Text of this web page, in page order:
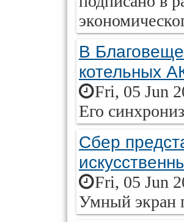
В
котельных
Fri, 05 Jun
Его
Сбер
Fri, 05 Jun
Умный экран